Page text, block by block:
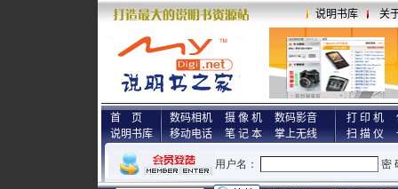
说明书库 关
首 页
说明书库
数码相机 摄 像 机
数码影音
移动电话
笔 记 本 掌上无线
打 印 机
扫 描 仪